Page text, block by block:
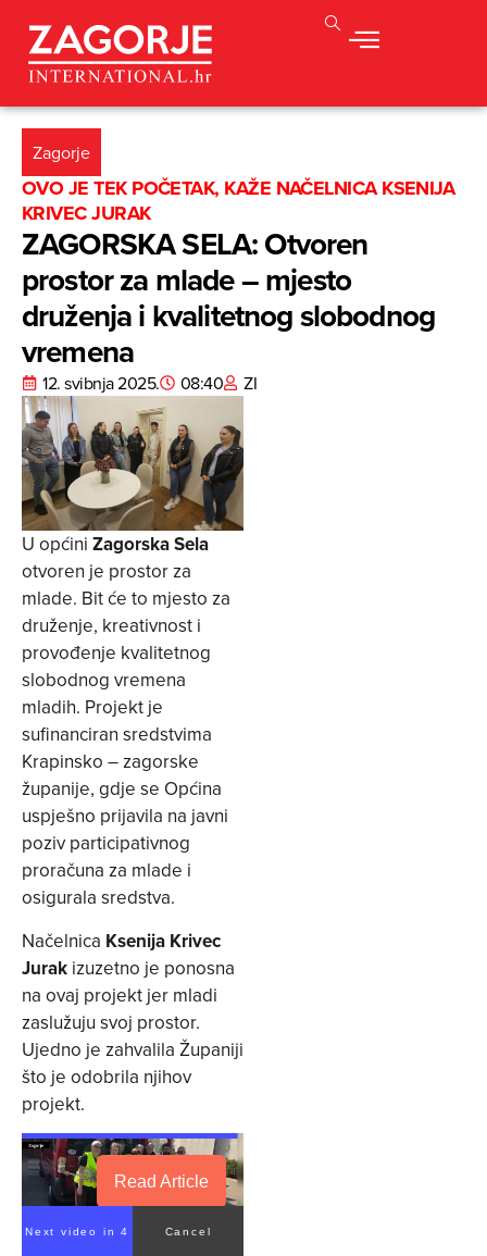
Zagorje
OVO JE TEK POČETAK, KAŽE NAČELNICA KSENIJA
KRIVEC JURAK
ZAGORSKA SELA: Otvoren
prostor za mlade – mjesto
druženja i kvalitetnog slobodnog
vremena
12. svibnja 2025. 08:40 ZI
U općini Zagorska Sela
otvoren je prostor za
mlade. Bit će to mjesto za
druženje, kreativnost i
provođenje kvalitetnog
slobodnog vremena
mladih. Projekt je
sufinanciran sredstvima
Krapinsko – zagorske
županije, gdje se Općina
uspješno prijavila na javni
poziv participativnog
proračuna za mlade i
osigurala sredstva.
Načelnica Ksenija Krivec
Jurak izuzetno je ponosna
na ovaj projekt jer mladi
zaslužuju svoj prostor.
Ujedno je zahvalila Županiji
što je odobrila njihov
projekt.
Read Article
Next video in 4 Cancel